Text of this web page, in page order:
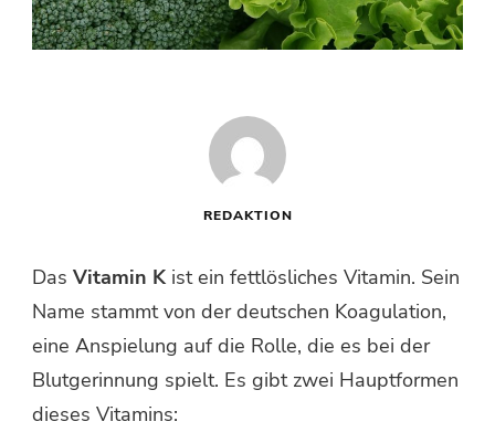
REDAKTION
Das Vitamin K ist ein fettlösliches Vitamin. Sein
Name stammt von der deutschen Koagulation,
eine Anspielung auf die Rolle, die es bei der
Blutgerinnung spielt. Es gibt zwei Hauptformen
dieses Vitamins: